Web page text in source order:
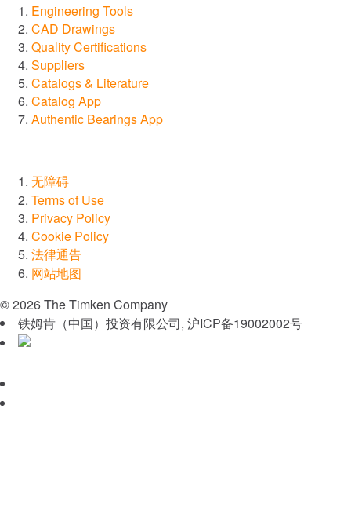
Engineering Tools
CAD Drawings
Quality Certifications
Suppliers
Catalogs & Literature
Catalog App
Authentic Bearings App
无障碍
Terms of Use
Privacy Policy
Cookie Policy
法律通告
网站地图
© 2026 The Timken Company
铁姆肯（中国）投资有限公司, 沪ICP备19002002号